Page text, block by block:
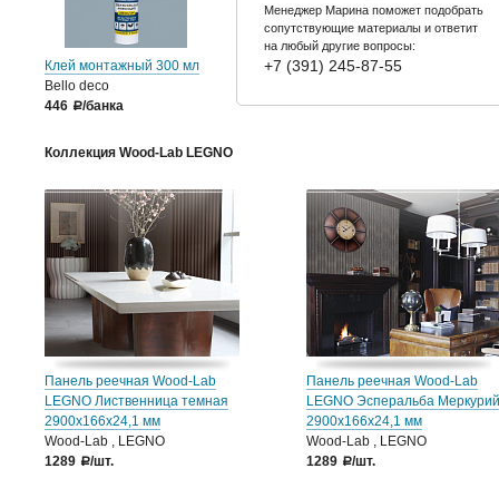
Клей монтажный 300 мл
Bello deco
446
a/банка
Менеджер Марина поможет подобрать
сопутствующие материалы и ответит
на любый другие вопросы:
+7 (391) 245-87-55
Коллекция Wood-Lab LEGNO
Панель реечная Wood-Lab
LEGNO Лиственница темная
2900х166х24,1 мм
Wood-Lab , LEGNO
1289
a/шт.
Панель реечная Wood-Lab
LEGNO Эсперальба Меркурий
2900х166х24,1 мм
Wood-Lab , LEGNO
1289
a/шт.